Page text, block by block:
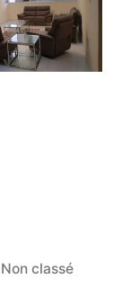
Publié
Non classé